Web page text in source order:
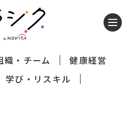
織・チーム
健康経営
学び・リスキル